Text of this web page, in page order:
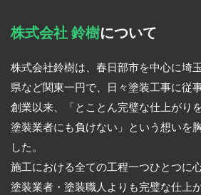
株式会社 鈴樹について
株式会社鈴樹は、春日部市を中心に埼
県など関東一円で、日々塗装工事に従
創業以来、「とことん完璧な仕上がり
塗装業者にも負けない」という想いを
した。
施工における全ての工程一つひとつに
塗装業者・塗装職人よりも完璧な仕上